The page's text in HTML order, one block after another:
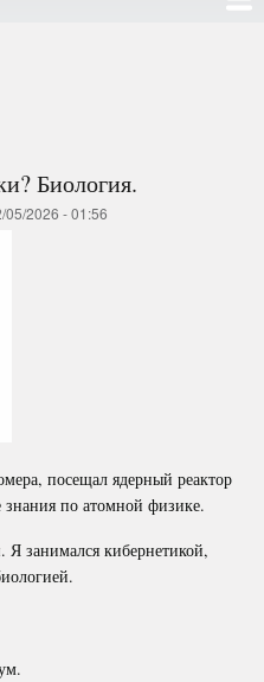
Биология.
05/2026 - 01:56
посещал ядерный реактор
по атомной физике.
Я занимался кибернетикой,